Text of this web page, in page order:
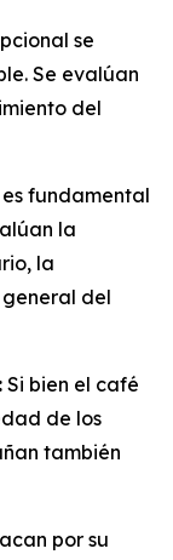
se
Se evalúan
del
fundamental
la
la
del
Si bien el café
de los
también
por su